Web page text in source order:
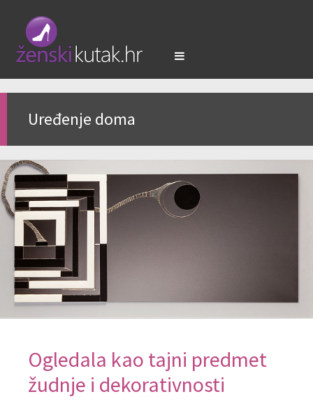
Uređenje doma
Ogledala kao tajni predmet
žudnje i dekorativnosti